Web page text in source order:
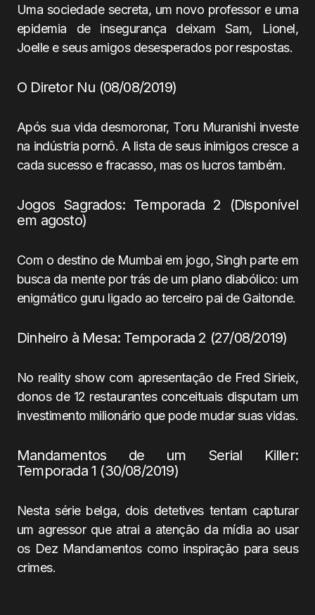
Uma sociedade secreta, um novo professor e uma
epidemia de insegurança deixam Sam, Lionel,
Joelle e seus amigos desesperados por respostas.
O Diretor Nu (08/08/2019)
Após sua vida desmoronar, Toru Muranishi investe
na indústria pornô. A lista de seus inimigos cresce a
cada sucesso e fracasso, mas os lucros também.
Jogos Sagrados: Temporada 2 (Disponível
em agosto)
Com o destino de Mumbai em jogo, Singh parte em
busca da mente por trás de um plano diabólico: um
enigmático guru ligado ao terceiro pai de Gaitonde.
Dinheiro à Mesa: Temporada 2 (27/08/2019)
No reality show com apresentação de Fred Sirieix,
donos de 12 restaurantes conceituais disputam um
investimento milionário que pode mudar suas vidas.
Mandamentos de um Serial Killer:
Temporada 1 (30/08/2019)
Nesta série belga, dois detetives tentam capturar
um agressor que atrai a atenção da mídia ao usar
os Dez Mandamentos como inspiração para seus
crimes.